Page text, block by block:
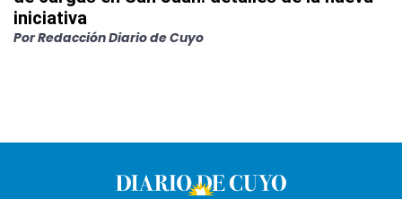
iniciativa
PorRedacción Diario de Cuyo